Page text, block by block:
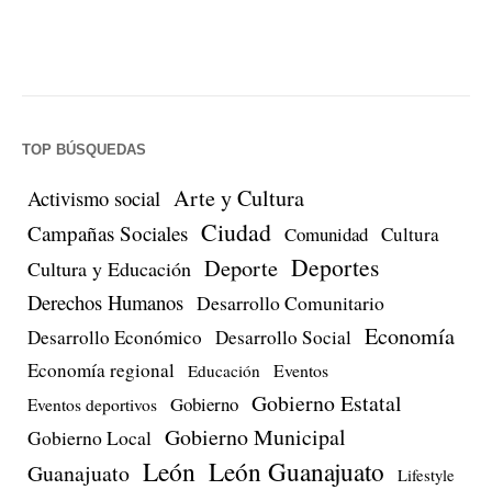
TOP BÚSQUEDAS
Activismo social Arte y Cultura
Campañas Sociales Ciudad Comunidad Cultura
Cultura y Educación Deporte Deportes
Derechos Humanos Desarrollo Comunitario
Desarrollo Económico Desarrollo Social Economía
Economía regional Educación Eventos
Eventos deportivos Gobierno Gobierno Estatal
Gobierno Local Gobierno Municipal
Guanajuato León León Guanajuato Lifestyle